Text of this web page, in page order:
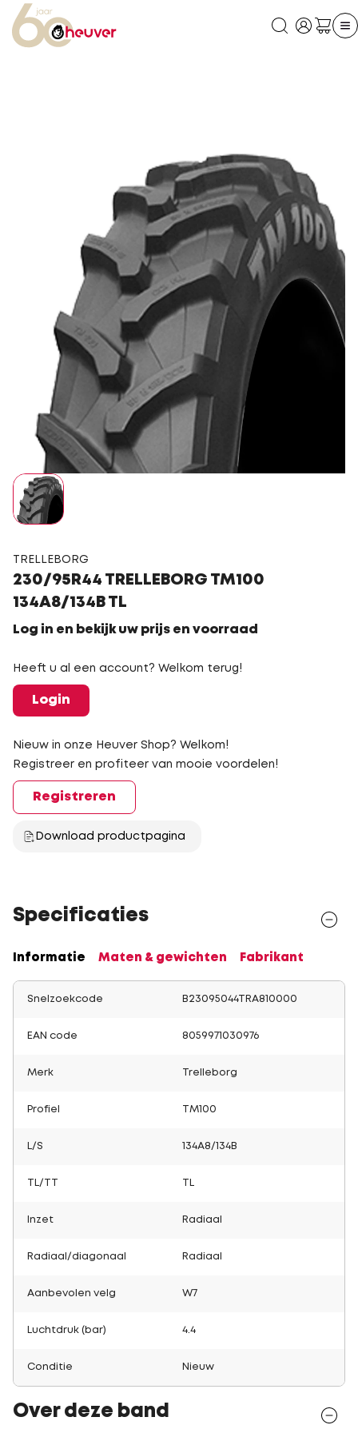
TRELLEBORG
230/95R44 TRELLEBORG TM100
134A8/134B TL
Log in en bekijk uw prijs en voorraad
Heeft u al een account? Welkom terug!
Login
Nieuw in onze Heuver Shop? Welkom!
Registreer en profiteer van mooie voordelen!
Registreren
Download productpagina
Specificaties
Informatie Maten & gewichten Fabrikant
Snelzoekcode B23095044TRA810000
EAN code 8059971030976
Merk Trelleborg
Profiel TM100
L/S 134A8/134B
TL/TT
Inzet Radiaal
Radiaal/diagonaal Radiaal
Aanbevolen velg W7
Luchtdruk (bar) 4.4
Conditie Nieuw
Over deze band